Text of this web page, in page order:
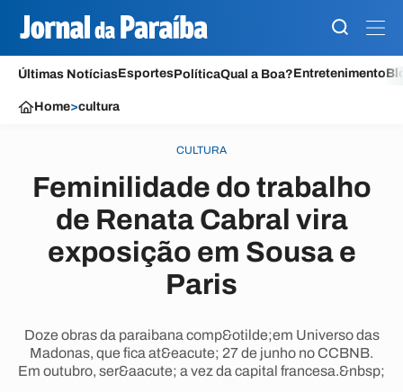
Últimas NotíciasEsportesPolíticaQual a Boa?Entretenimento
Home>cultura
CULTURA
Feminilidade do trabalho
de Renata Cabral vira
exposição em Sousa e
Paris
Doze obras da paraibana comp&otilde;em Universo das
Madonas, que fica at&eacute; 27 de junho no CCBNB.
Em outubro, ser&aacute; a vez da capital francesa.&nbsp;